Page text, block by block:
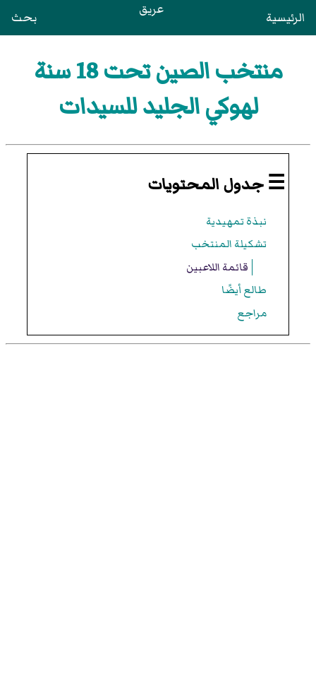
الرئيسية عريق بحث
منتخب الصين تحت 18 سنة
لهوكي الجليد للسيدات
☰ جدول المحتويات
نبذة تمهيدية
تشكيلة المنتخب
قائمة اللاعبين
طالع أيضًا
مراجع